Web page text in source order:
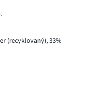
(recyklovaný), 33%